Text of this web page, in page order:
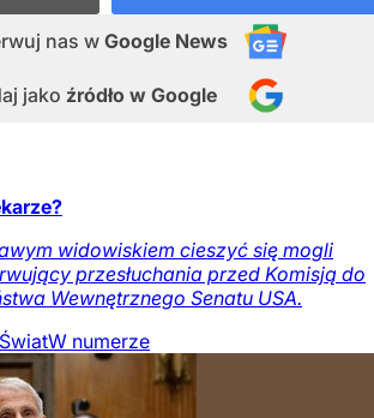
nas w Google News
jako źródło w Google
widowiskiem cieszyć się mogli
przesłuchania przed Komisją do
Wewnętrznego Senatu USA.
ŚwiatW numerze